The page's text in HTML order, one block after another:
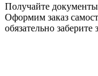
Получайте
Оформим заказ
обязательно заберите